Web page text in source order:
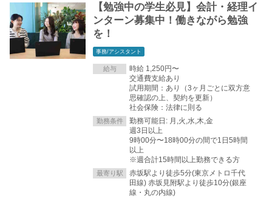
【勉強中の学生必見】会計・経理イ
ンターン募集中！働きながら勉強
を！
事務/アシスタント
給与
時給 1,250円〜
交通費支給あり
試用期間：あり（3ヶ月ごとに双方意
思確認の上、契約を更新）
社会保険：法律に則る
勤務条件
勤務可能日: 月,火,水,木,金
週3日以上
9時00分〜18時00分の間で1日5時間
以上
※週合計15時間以上勤務できる方
最寄り駅
赤坂駅より徒歩5分(東京メトロ千代
田線) 赤坂見附駅より徒歩10分(銀座
線・丸の内線)